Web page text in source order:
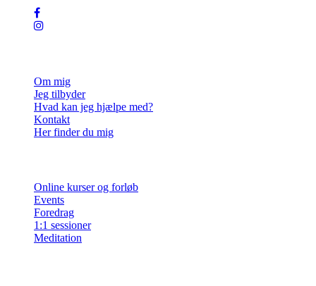
Om mig
Jeg tilbyder
Hvad kan jeg hjælpe med?
Kontakt
Her finder du mig
Online kurser og forløb
Events
Foredrag
1:1 sessioner
Meditation